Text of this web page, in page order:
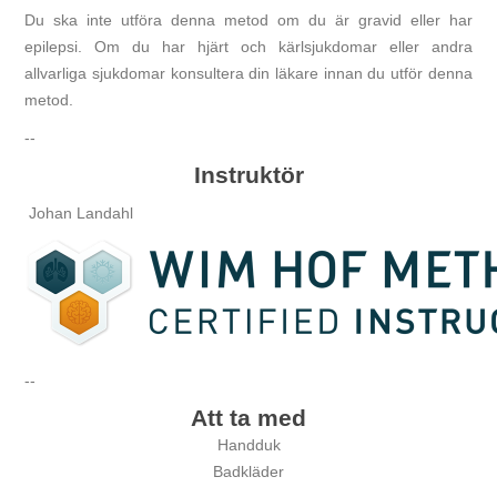
Du ska inte utföra denna metod om du är gravid eller har
epilepsi. Om du har hjärt och kärlsjukdomar eller andra
allvarliga sjukdomar konsultera din läkare innan du utför denna
metod.
--
Instruktör
Johan Landahl
--
Att ta med
Handduk
Badkläder